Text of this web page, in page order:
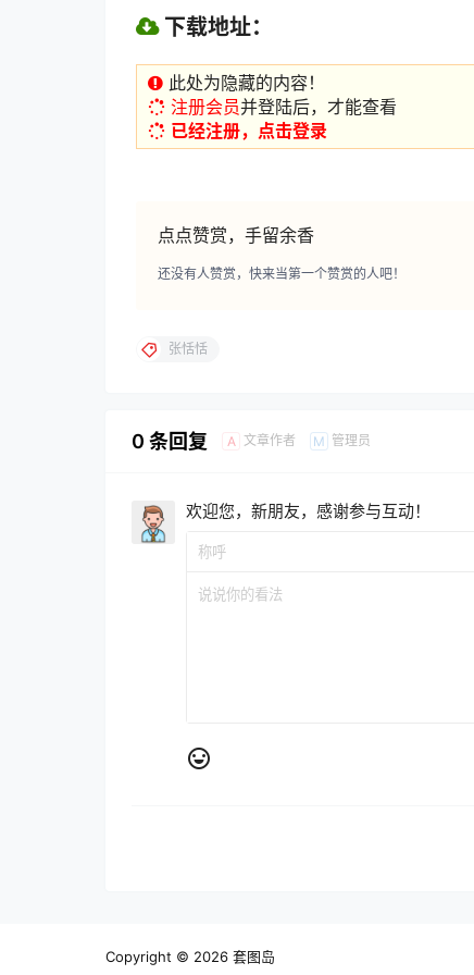
下载地址：
此处为隐藏的内容！
注册会员并登陆后，才能查看
已经注册，点击登录
点点赞赏，手留余香
还没有人赞赏，快来当第一个赞赏的人吧！
张恬恬
0 条回复 A 文章作者 M 管理员
欢迎您，新朋友，感谢参与互动！
Copyright © 2026 套图岛